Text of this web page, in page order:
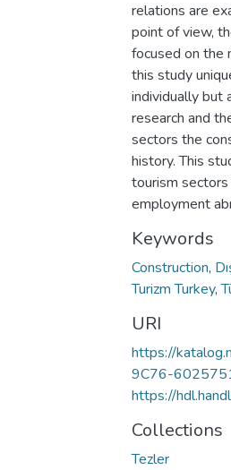
relations are
point of view,
focused on the
this study
individually but
research and
sectors the
history. This
tourism
employment
Keywords
Construction,
Turizm Turkey,
URI
https://
9C76-
https://
Collections
Tezler